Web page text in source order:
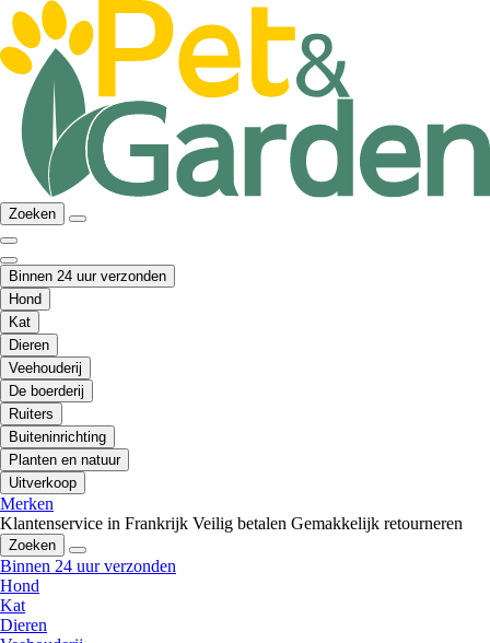
Zoeken
Binnen 24 uur verzonden
Hond
Kat
Dieren
Veehouderij
De boerderij
Ruiters
Buiteninrichting
Planten en natuur
Uitverkoop
Merken
Klantenservice in Frankrijk Veilig betalen Gemakkelijk retourneren
Zoeken
Binnen 24 uur verzonden
Hond
Kat
Dieren